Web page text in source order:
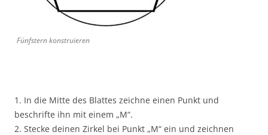
Fünfstern konstruieren
1. In die Mitte des Blattes zeichne einen Punkt und
beschrifte ihn mit einem „M“.
2. Stecke deinen Zirkel bei Punkt „M“ ein und zeichnen